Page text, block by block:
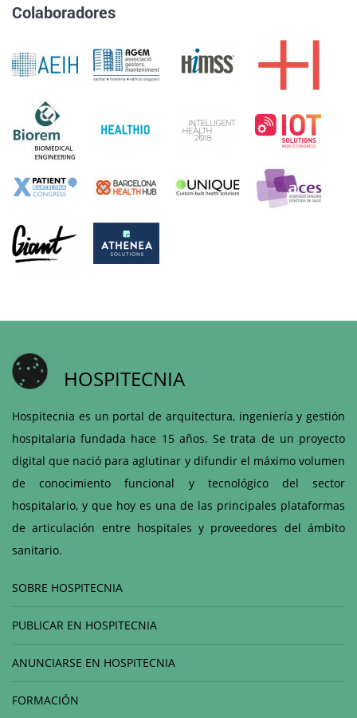
Colaboradores
HOSPITECNIA
Hospitecnia es un portal de arquitectura, ingeniería y gestión
hospitalaria fundada hace 15 años. Se trata de un proyecto
digital que nació para aglutinar y difundir el máximo volumen
de conocimiento funcional y tecnológico del sector
hospitalario, y que hoy es una de las principales plataformas
de articulación entre hospitales y proveedores del ámbito
sanitario.
SOBRE HOSPITECNIA
PUBLICAR EN HOSPITECNIA
ANUNCIARSE EN HOSPITECNIA
FORMACIÓN